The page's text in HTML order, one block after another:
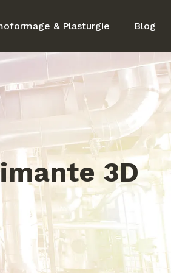
& Plasturgie Blog
3D